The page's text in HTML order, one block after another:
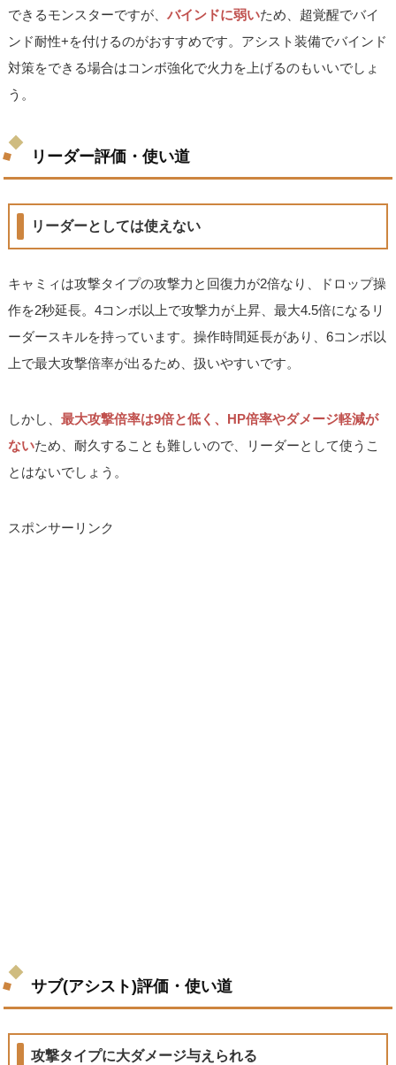
できるモンスターですが、バインドに弱いため、超覚醒でバイ
ンド耐性+を付けるのがおすすめです。アシスト装備でバインド
対策をできる場合はコンボ強化で火力を上げるのもいいでしょ
う。
リーダー評価・使い道
リーダーとしては使えない
キャミィは攻撃タイプの攻撃力と回復力が2倍なり、ドロップ操
作を2秒延長。4コンボ以上で攻撃力が上昇、最大4.5倍になるリ
ーダースキルを持っています。操作時間延長があり、6コンボ以
上で最大攻撃倍率が出るため、扱いやすいです。
しかし、最大攻撃倍率は9倍と低く、HP倍率やダメージ軽減が
ないため、耐久することも難しいので、リーダーとして使うこ
とはないでしょう。
スポンサーリンク
サブ(アシスト)評価・使い道
攻撃タイプに大ダメージ与えられる